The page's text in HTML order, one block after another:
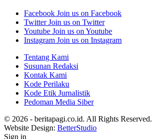
Facebook Join us on Facebook
Twitter Join us on Twitter
Youtube Join us on Youtube
Instagram Join us on Instagram
Tentang Kami
Susunan Redaksi
Kontak Kami
Kode Perilaku
Kode Etik Jurnalistik
Pedoman Media Siber
© 2026 - beritapagi.co.id. All Rights Reserved.
Website Design: BetterStudio
Sign in